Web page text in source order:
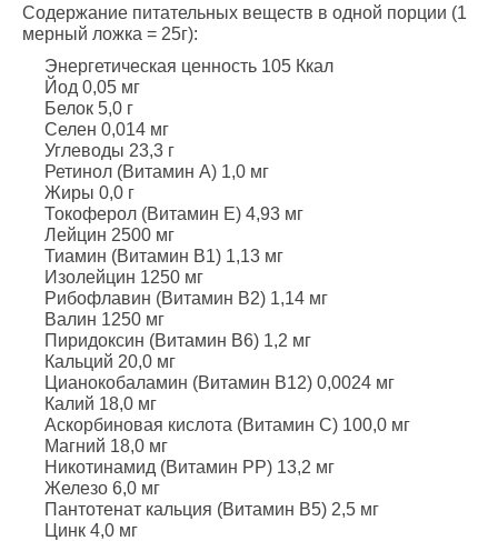
Содержание питательных веществ в одной порции (1
мерный ложка = 25г):
Энергетическая ценность 105 Ккал
Йод 0,05 мг
Белок 5,0 г
Селен 0,014 мг
Углеводы 23,3 г
Ретинол (Витамин А) 1,0 мг
Жиры 0,0 г
Токоферол (Витамин Е) 4,93 мг
Лейцин 2500 мг
Тиамин (Витамин В1) 1,13 мг
Изолейцин 1250 мг
Рибофлавин (Витамин В2) 1,14 мг
Валин 1250 мг
Пиридоксин (Витамин В6) 1,2 мг
Кальций 20,0 мг
Цианокобаламин (Витамин В12) 0,0024 мг
Калий 18,0 мг
Аскорбиновая кислота (Витамин С) 100,0 мг
Магний 18,0 мг
Никотинамид (Витамин РР) 13,2 мг
Железо 6,0 мг
Пантотенат кальция (Витамин В5) 2,5 мг
Цинк 4,0 мг